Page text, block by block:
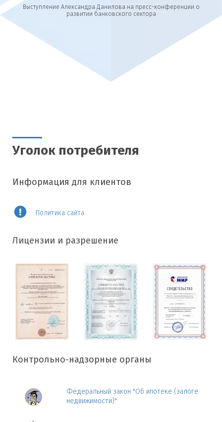
Выступление Александра Данилова на пресс-конференции о
развитии банковского сектора
Уголок потребителя
Информация для клиентов
Политика сайта
Лицензии и разрешение
Контрольно-надзорные органы
Федеральный закон "Об ипотеке (залоге
недвижимости)"